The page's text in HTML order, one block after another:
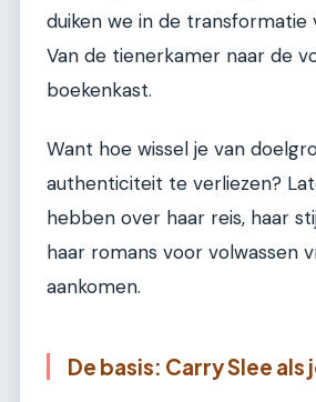
duiken we in de transformatie
Van de tienerkamer naar de
boekenkast.
Want hoe wissel je van
authenticiteit te verliezen?
hebben over haar reis, haar
haar romans voor volwassen
aankomen.
De basis: Carry Slee